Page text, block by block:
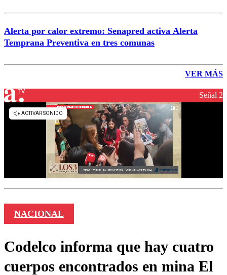
Alerta por calor extremo: Senapred activa Alerta
Temprana Preventiva en tres comunas
VER MÁS
Señal 2
NACIONAL
Codelco informa que hay cuatro
cuerpos encontrados en mina El